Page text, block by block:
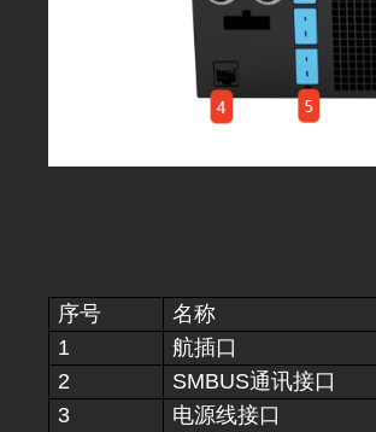
序号 名称
1
航插口
2
SMBUS通讯接口
3
电源线接口